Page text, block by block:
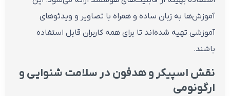
آموزش‌ها به زبان ساده و همراه با تصاویر و ویدئوهای
آموزشی تهیه شده‌اند تا برای همه کاربران قابل استفاده
باشند.
نقش اسپیکر و هدفون در سلامت شنوایی و
ارگونومی